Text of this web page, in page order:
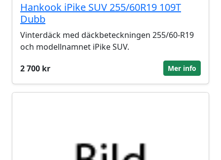
Hankook iPike SUV 255/60R19 109T
Dubb
Vinterdäck med däckbeteckningen 255/60-R19
och modellnamnet iPike SUV.
2 700 kr
Mer info